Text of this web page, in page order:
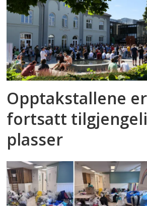
Opptakstallene
fortsatt
plasser